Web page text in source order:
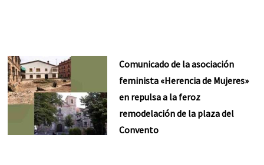
Comunicado de la asociación
feminista «Herencia de Mujeres»
en repulsa a la feroz
remodelación de la plaza del
Convento